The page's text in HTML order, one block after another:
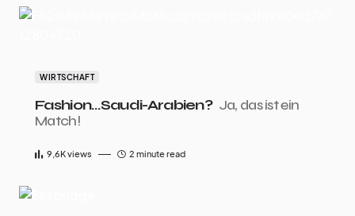
WIRTSCHAFT
Fashion…Saudi-Arabien? Ja, das ist ein
Match!
9,6Kviews 2 minute read